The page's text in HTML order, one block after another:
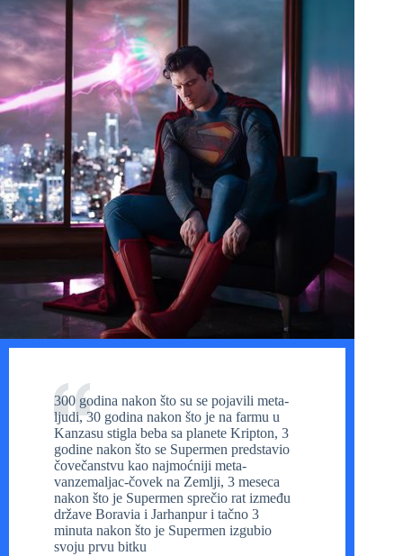
300 godina nakon što su se pojavili meta-
ljudi, 30 godina nakon što je na farmu u
Kanzasu stigla beba sa planete Kripton, 3
godine nakon što se Supermen predstavio
čovečanstvu kao najmoćniji meta-
vanzemaljac-čovek na Zemlji, 3 meseca
nakon što je Supermen sprečio rat između
države Boravia i Jarhanpur i tačno 3
minuta nakon što je Supermen izgubio
svoju prvu bitku